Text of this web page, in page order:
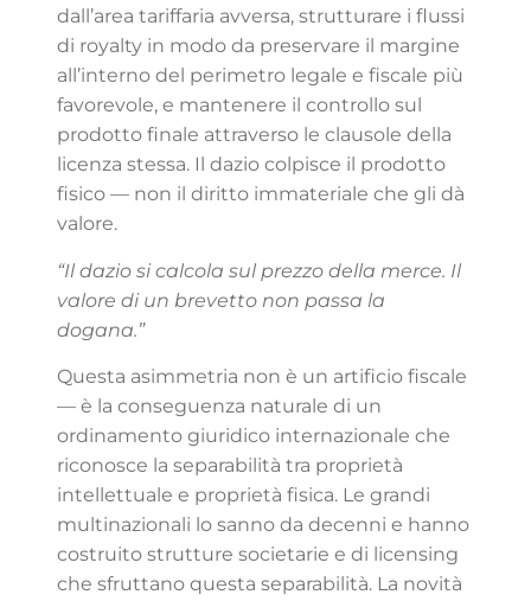
dall’area tariffaria avversa, strutturare i flussi
di royalty in modo da preservare il margine
all’interno del perimetro legale e fiscale più
favorevole, e mantenere il controllo sul
prodotto finale attraverso le clausole della
licenza stessa. Il dazio colpisce il prodotto
fisico — non il diritto immateriale che gli dà
valore.
“Il dazio si calcola sul prezzo della merce. Il
valore di un brevetto non passa la
dogana.”
Questa asimmetria non è un artificio fiscale
— è la conseguenza naturale di un
ordinamento giuridico internazionale che
riconosce la separabilità tra proprietà
intellettuale e proprietà fisica. Le grandi
multinazionali lo sanno da decenni e hanno
costruito strutture societarie e di licensing
che sfruttano questa separabilità. La novità